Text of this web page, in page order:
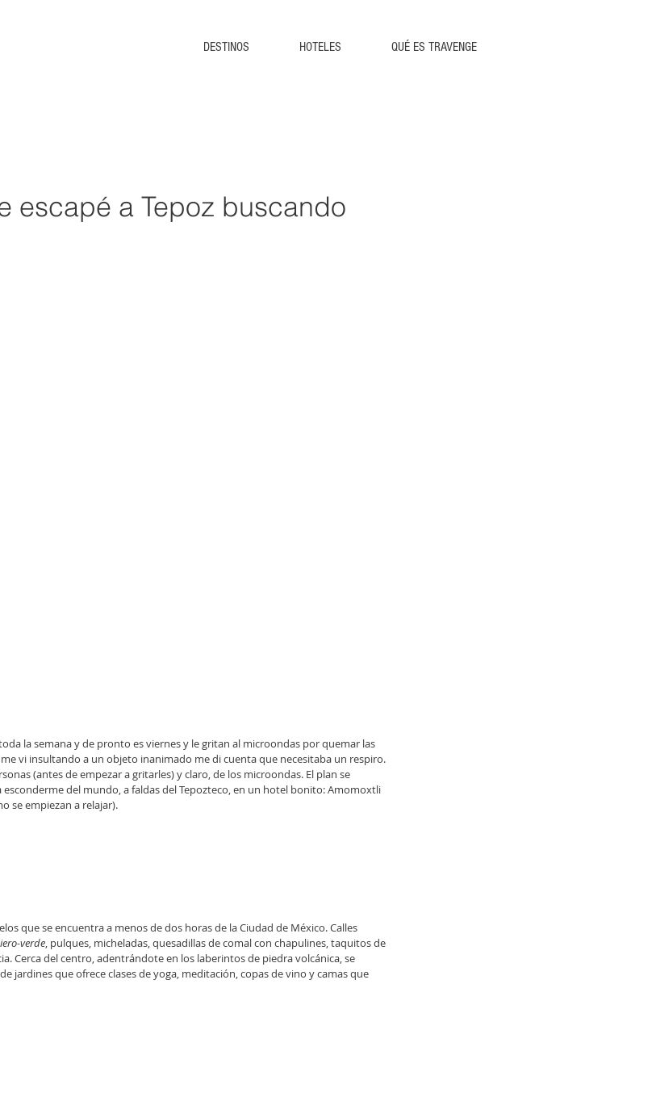
DESTINOS HOTELES QUÉ ES TRAVENGE
escapé a Tepoz buscando
la semana y de pronto es viernes y le gritan al microondas por quemar las
me vi insultando a un objeto inanimado me di cuenta que necesitaba un respiro.
(antes de empezar a gritarles) y claro, de los microondas. El plan se
esconderme del mundo, a faldas del Tepozteco, en un hotel bonito: Amomoxtli
se empiezan a relajar).
que se encuentra a menos de dos horas de la Ciudad de México. Calles
verde, pulques, micheladas, quesadillas de comal con chapulines, taquitos de
Cerca del centro, adentrándote en los laberintos de piedra volcánica, se
jardines que ofrece clases de yoga, meditación, copas de vino y camas que